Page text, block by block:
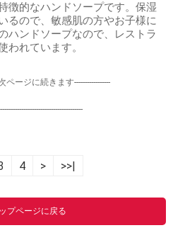
徴的なハンドソープです。保湿
るので、敏感肌の方やお子様に
ハンドソープなので、レストラ
われています。
ページに続きます-----------------
4 > >>|
プページに戻る